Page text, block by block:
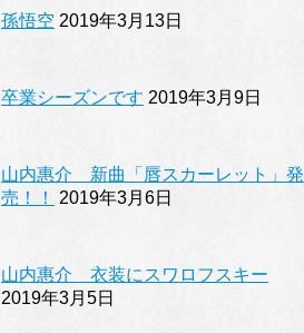
孫悟空 2019年3月13日
卒業シーズンです 2019年3月9日
山内惠介 新曲「唇スカーレット」発
売！！
2019年3月6日
山内惠介 衣装にスワロフスキー
2019年3月5日